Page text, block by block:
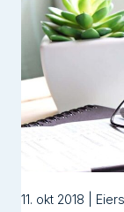
11. okt 2018 |